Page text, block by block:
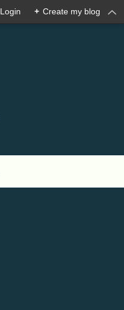
Login + Create my blog